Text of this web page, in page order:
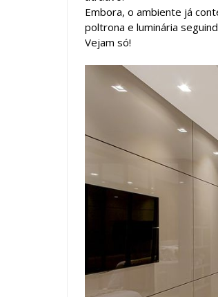
Embora, o ambiente já
poltrona e luminária
Vejam só!